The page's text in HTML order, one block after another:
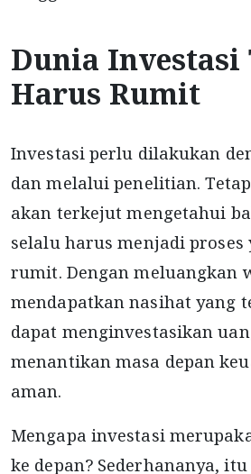
Dunia Investasi
Harus Rumit
Investasi perlu dilakukan
dan melalui penelitian.
akan terkejut mengetahui
selalu harus menjadi proses
rumit. Dengan meluangkan
mendapatkan nasihat yang
dapat menginvestasikan
menantikan masa depan
aman.
Mengapa investasi
ke depan? Sederhananya,